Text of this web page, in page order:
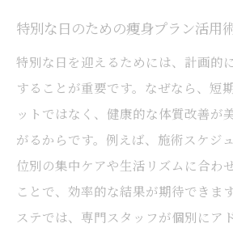
特別な日のための痩身プラン活用
特別な日を迎えるためには、計画的
することが重要です。なぜなら、短
ットではなく、健康的な体質改善が
がるからです。例えば、施術スケジ
位別の集中ケアや生活リズムに合わ
ことで、効率的な結果が期待できま
ステでは、専門スタッフが個別にア